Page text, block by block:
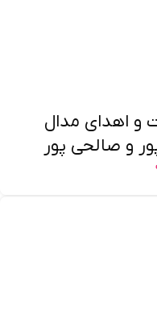
و اهدای مدال
و صالحی پور